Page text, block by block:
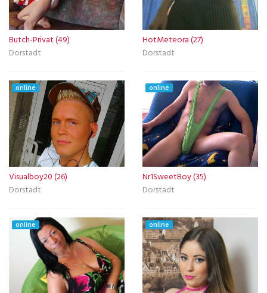
Butch-Privat (49)
Dorstadt
HotMeteora (27)
Dorstadt
online
Visualboy20 (26)
Dorstadt
online
Nr1SweetBoy (35)
Dorstadt
online online